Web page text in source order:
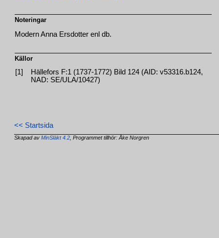
Noteringar
Modern Anna Ersdotter enl db.
Källor
[1]
Hällefors F:1 (1737-1772) Bild 124 (AID: v53316.b124,
NAD: SE/ULA/10427)
<< Startsida
Skapad avMinSläkt 4.2 , Programmet tillhör: Åke Norgren